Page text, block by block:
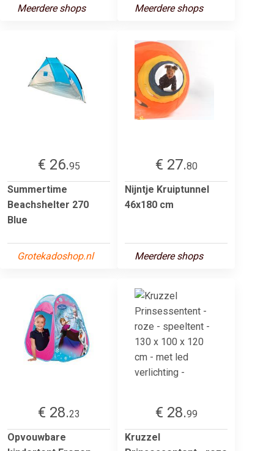
Meerdere shops Meerdere shops
€ 26.95
Summertime
Beachshelter 270
Blue
Grotekadoshop.nl
€ 27.80
Nijntje Kruiptunnel
46x180 cm
Meerdere shops
€ 28.23
Opvouwbare
€ 28.99
Kruzzel